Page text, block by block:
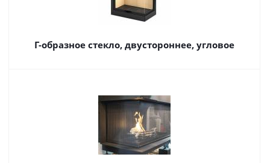
Г-образное стекло, двустороннее, угловое